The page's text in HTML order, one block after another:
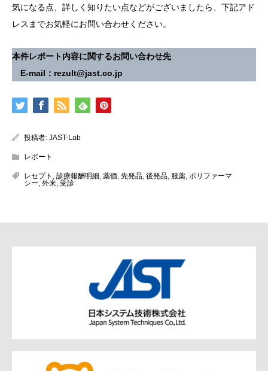
気になる点、詳しく知りたい点などがございましたら、下記アド
レスまでお気軽にお問い合わせください。
本件レポート内容に関するお問い合わせ先
E-mail：rezult@jast.co.jp
投稿者: JAST-Lab
レポート
レセプト , 診療報酬明細, 薬価, 先発品, 後発品, 服薬, ポリファーマ
シー, 外来, 受診